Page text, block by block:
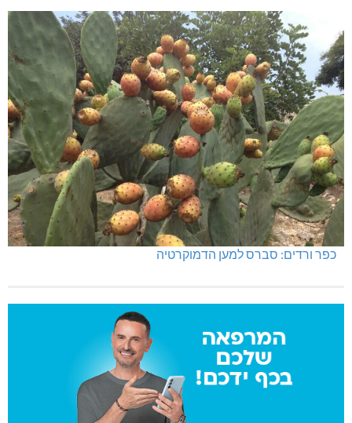
כפר ורדים: סברס למען הדמוקרטיה